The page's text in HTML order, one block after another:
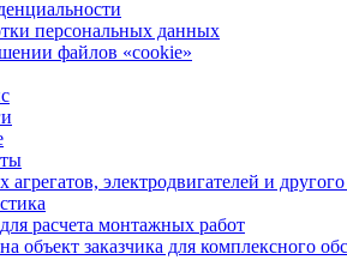
персональных данных
файлов «cookie»
электродвигателей и
расчета монтажных работ
объект заказчика для комплексного